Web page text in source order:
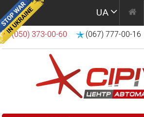
UA
(050) 373-00-60 (067) 777-00-16